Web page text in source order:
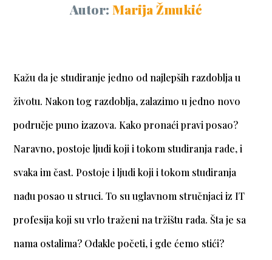
Autor: Marija Žmukić
Kažu da je studiranje jedno od najlepših razdoblja u
životu. Nakon tog razdoblja, zalazimo u jedno novo
područje puno izazova. Kako pronaći pravi posao?
Naravno, postoje ljudi koji i tokom studiranja rade, i
svaka im čast. Postoje i ljudi koji i tokom studiranja
nađu posao u struci. To su uglavnom stručnjaci iz IT
profesija koji su vrlo traženi na tržištu rada. Šta je sa
nama ostalima? Odakle početi, i gde ćemo stići?